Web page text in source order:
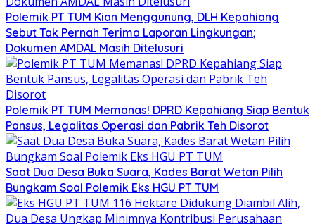
Polemik PT TUM Kian Menggunung, DLH Kepahiang
Sebut Tak Pernah Terima Laporan Lingkungan;
Dokumen AMDAL Masih Ditelusuri
Polemik PT TUM Memanas! DPRD Kepahiang Siap Bentuk
Pansus, Legalitas Operasi dan Pabrik Teh Disorot
Saat Dua Desa Buka Suara, Kades Barat Wetan Pilih
Bungkam Soal Polemik Eks HGU PT TUM